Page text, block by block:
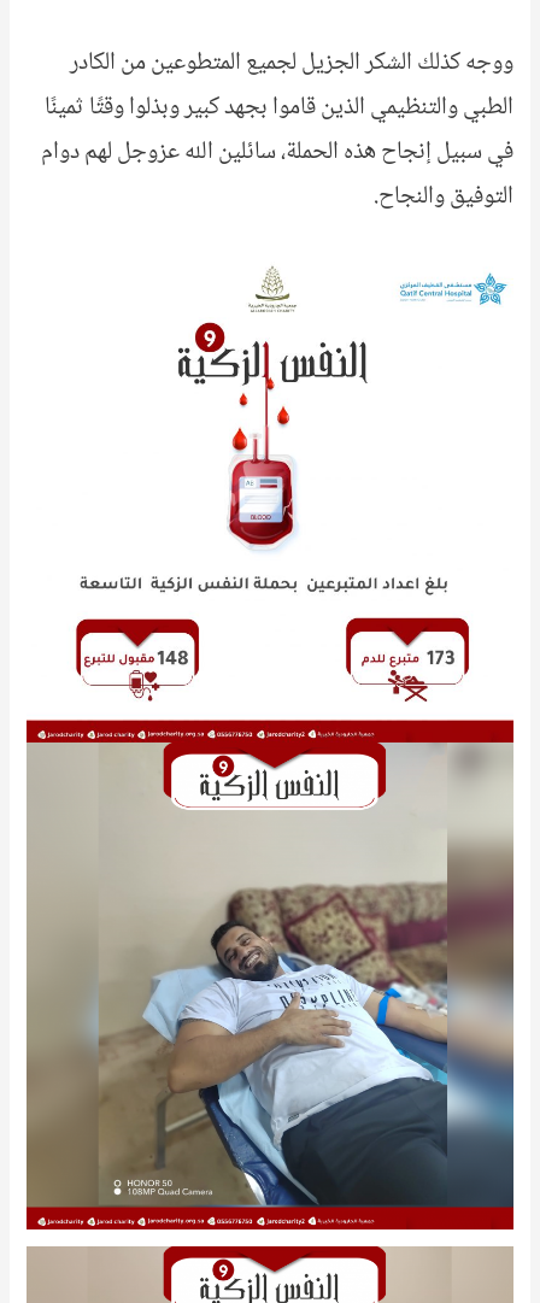
ووجه كذلك الشكر الجزيل لجميع المتطوعين من الكادر
الطبي والتنظيمي الذين قاموا بجهد كبير وبذلوا وقتًا ثمينًا
في سبيل إنجاح هذه الحملة، سائلين الله عزوجل لهم دوام
التوفيق والنجاح.